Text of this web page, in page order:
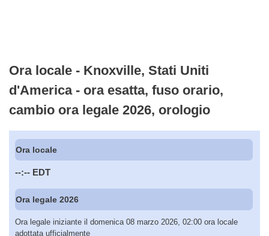
Ora locale - Knoxville, Stati Uniti
d'America - ora esatta, fuso orario,
cambio ora legale 2026, orologio
Ora locale
--:-- EDT
Ora legale 2026
Ora legale iniziante il domenica 08 marzo 2026, 02:00 ora locale
adottata ufficialmente